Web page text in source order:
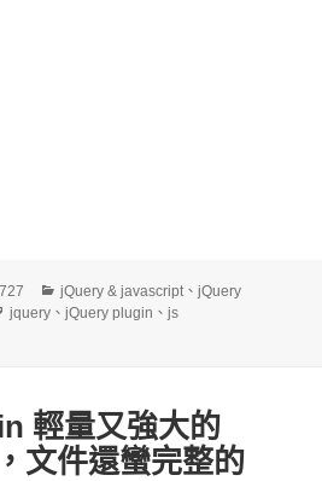
分
類
jQuery & javascript、jQuery
標
jquery 、jQuery plugin 、js
With Bootstrap 4 Form〉
輕量又強大的
文件還蠻完整的